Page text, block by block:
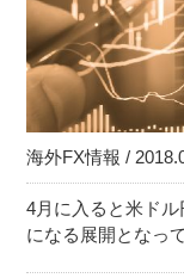
海外FX情報 /
4月に入ると米ド
になる展開となっ